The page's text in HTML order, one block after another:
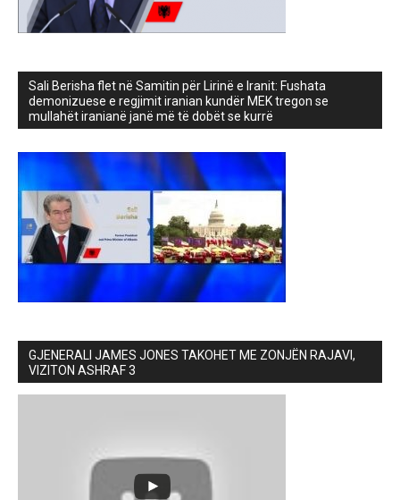
Sali Berisha flet në Samitin për Lirinë e Iranit: Fushata
demonizuese e regjimit iranian kundër MEK tregon se
mullahët iranianë janë më të dobët se kurrë
GJENERALI JAMES JONES TAKOHET ME ZONJËN RAJAVI,
VIZITON ASHRAF 3